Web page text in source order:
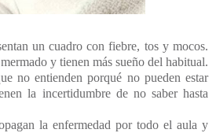
un cuadro con fiebre, tos y mocos.
y tienen más sueño del habitual.
no entienden porqué no pueden estar
la incertidumbre de no saber hasta
la enfermedad por todo el aula y